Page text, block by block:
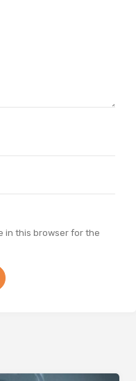
in this browser for the